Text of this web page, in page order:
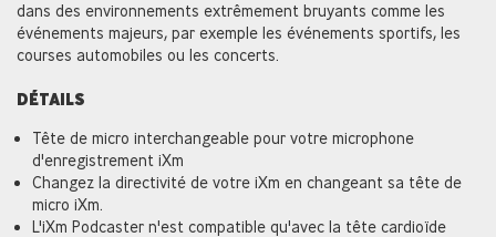
dans des environnements extrêmement bruyants comme les
événements majeurs, par exemple les événements sportifs, les
courses automobiles ou les concerts.
DÉTAILS
Tête de micro interchangeable pour votre microphone
d'enregistrement iXm
Changez la directivité de votre iXm en changeant sa tête de
micro iXm.
L'iXm Podcaster n'est compatible qu'avec la tête cardioïde